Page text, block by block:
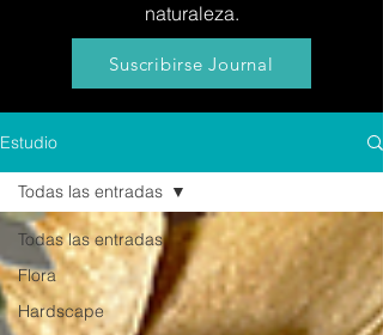
naturaleza.
Suscribirse Journal
Estudio
Todas las entradas
Flora
Hardscape
Todas las entradas